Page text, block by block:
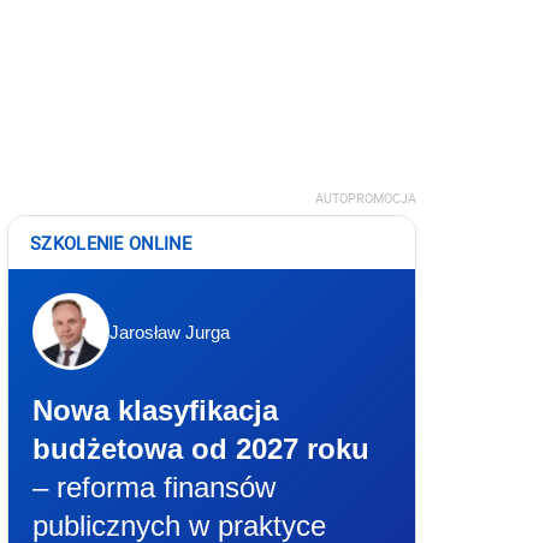
AUTOPROMOCJA
SZKOLENIE ONLINE
Jarosław Jurga
Nowa klasyfikacja
budżetowa od 2027 roku
– reforma finansów
publicznych w praktyce